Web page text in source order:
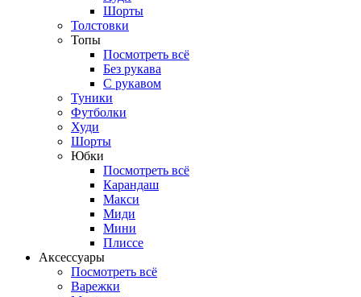
Шорты
Толстовки
Топы
Посмотреть всё
Без рукава
С рукавом
Туники
Футболки
Худи
Шорты
Юбки
Посмотреть всё
Карандаш
Макси
Миди
Мини
Плиссе
Аксессуары
Посмотреть всё
Варежки